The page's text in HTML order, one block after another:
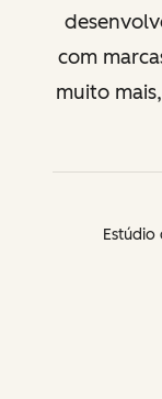
com
muito
Estúdio